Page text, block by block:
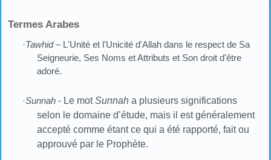
Termes Arabes
·Tawhid– L'Unité et l'Unicité d'Allah dans le respect de Sa
Seigneurie, Ses Noms et Attributs et Son droit d'être
adoré.
·Sunnah - Le motSunnah a plusieurs significations
selon le domaine d’étude, mais il est généralement
accepté comme étant ce qui a été rapporté, fait ou
approuvé par le Prophète.